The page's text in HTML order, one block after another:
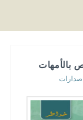
بالأمهات